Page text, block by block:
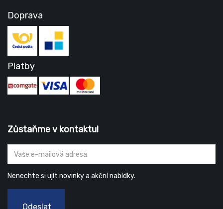
Doprava
Platby
Zůstaňme v kontaktu!
Nenechte si ujít novinky a akční nabídky.
Odeslat